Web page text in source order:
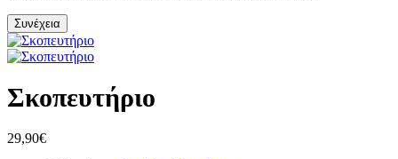
Συνέχεια
Σκοπευτήριο
29,90€